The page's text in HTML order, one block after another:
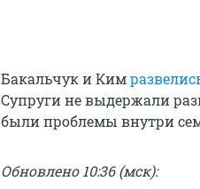
Бакальчук и Ким
Супруги не выдержали
были проблемы внутри
Обновлено 10:36 (мск):